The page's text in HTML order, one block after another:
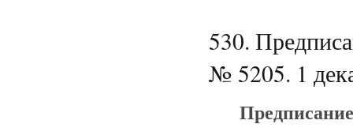
530.
№ 5205. 1